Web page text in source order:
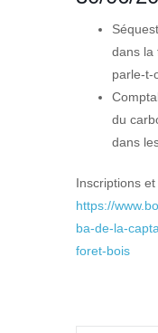
dans la
parle-t-
du
dans
Inscriptions et
https://
ba-de-la-
foret-bois